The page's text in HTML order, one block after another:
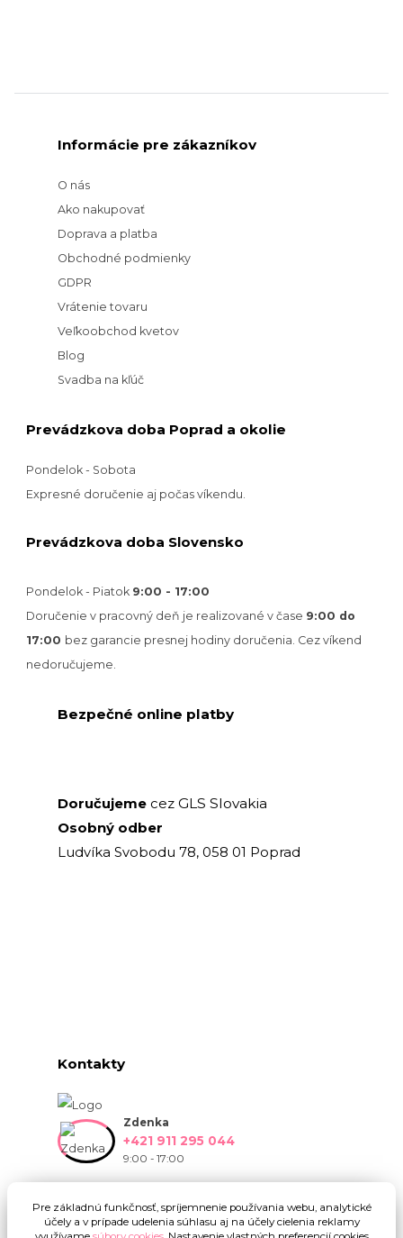
Informácie pre zákazníkov
O nás
Ako nakupovať
Doprava a platba
Obchodné podmienky
GDPR
Vrátenie tovaru
Veľkoobchod kvetov
Blog
Svadba na kľúč
Prevádzkova doba Poprad a okolie
Pondelok - Sobota
Expresné doručenie aj počas víkendu.
Prevádzkova doba Slovensko
Pondelok - Piatok 9:00 - 17:00
Doručenie v pracovný deň je realizované v čase 9:00 do
17:00 bez garancie presnej hodiny doručenia. Cez víkend
nedoručujeme.
Bezpečné online platby
Doručujeme cez GLS Slovakia
Osobný odber
Ludvíka Svobodu 78, 058 01 Poprad
Kontakty
Zdenka
+421 911 295 044
9:00 - 17:00
Pre základnú funkčnosť, spríjemnenie používania webu, analytické
účely a v prípade udelenia súhlasu aj na účely cielenia reklamy